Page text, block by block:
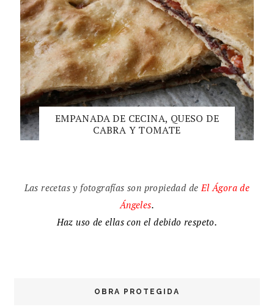
EMPANADA DE CECINA, QUESO DE
CABRA Y TOMATE
Las recetas y fotografías son propiedad deElÁgora de
Ángeles.
Haz uso de ellas con el debido respeto.
OBRA PROTEGIDA